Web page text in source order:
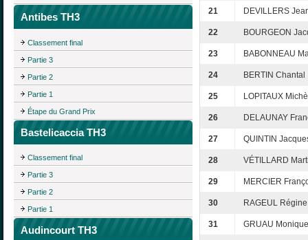
Antibes TH3
Classement final
Partie 3
Partie 2
Partie 1
Étape du Grand Prix
Bastelicaccia TH3
Classement final
Partie 3
Partie 2
Partie 1
Audincourt TH3
21 DEVILLERS
22 BOURGEON
23 BABONNEAU
24 BERTIN Chantal
25 LOPITAUX
26 DELAUNAY
27 QUINTIN
28 VÉTILLARD
29 MERCIER
30 RAGEUL Régine
31 GRUAU Monique